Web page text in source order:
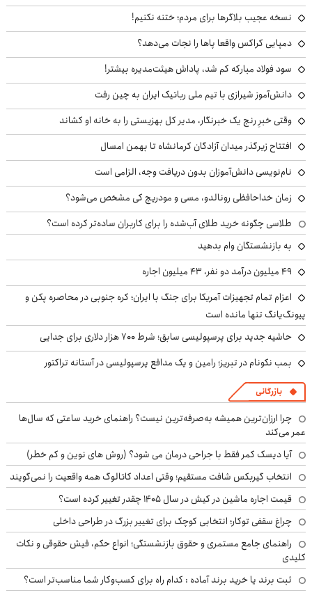
نسخه عجیب بلاگرها برای مردم؛ ختنه نکنیم!
دمپایی کراکس واقعا پاها را نجات می‌دهد؟
سود فولاد مبارکه کم شد، پاداش هیئت‌مدیره بیشتر!
دانش‌آموز شیرازی با تیم ملی رباتیک ایران به چین رفت
وقتی خبرِ رنج یک خبرنگار، مدیر کل بهزیستی را به خانه او کشاند
افتتاح زیرگذر میدان آزادگان کرمانشاه تا بهمن امسال
نام‌نویسی دانش‌آموزان بدون دریافت وجه، الزامی است
زمان خداحافظی رونالدو، مسی و مودریچ کی مشخص می‌شود؟
طلاسی چگونه خرید طلای آب‌شده را برای کاربران ساده‌تر کرده است؟
به بازنشستگان وام بدهید
49 میلیون درآمد دو نفر، 43 میلیون اجاره
اعزام تمام تجهیزات آمریکا برای جنگ با ایران؛ کره جنوبی در محاصره پکن و
پیونگ‌یانگ تنها مانده است
حاشیه جدید برای پرسپولیسی سابق؛ شرط ۷۰۰ هزار دلاری برای جدایی
بمب نکونام در تبریز؛ رامین و یک مدافع پرسپولیسی در آستانه تراکتور
بازرگانی
چرا ارزان‌ترین همیشه به‌صرفه‌ترین نیست؟ راهنمای خرید ساعتی که سال‌ها
عمر می‌کند
آیا دیسک کمر فقط با جراحی درمان می شود؟ (روش های نوین و کم خطر)
انتخاب گیربکس شافت مستقیم؛ وقتی اعداد کاتالوگ همه واقعیت را نمی‌گویند
قیمت اجاره ماشین در کیش در سال ۱۴۰۵ چقدر تغییر کرده است؟
چراغ سقفی توکار؛ انتخابی کوچک برای تغییر بزرگ در طراحی داخلی
راهنمای جامع مستمری و حقوق بازنشستگی؛ انواع حکم، فیش حقوقی و نکات
کلیدی
ثبت برند یا خرید برند آماده : کدام راه برای کسب‌وکار شما مناسب‌تر است؟